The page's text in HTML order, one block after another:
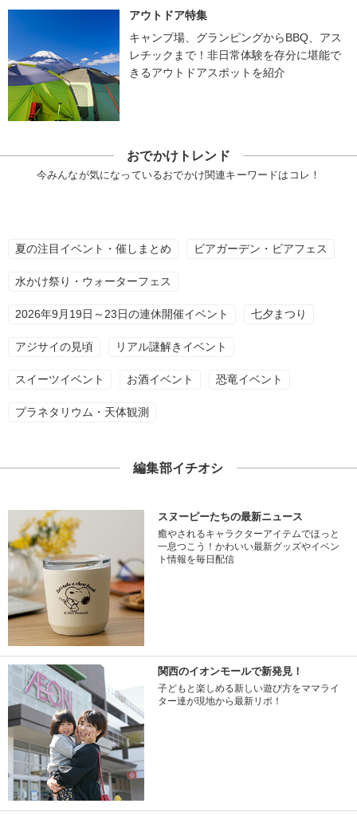
アウトドア特集
キャンプ場、グランピングからBBQ、アス
レチックまで！非日常体験を存分に堪能で
きるアウトドアスポットを紹介
おでかけトレンド
今みんなが気になっているおでかけ関連キーワードはコレ！
夏の注目イベント・催しまとめ ビアガーデン・ビアフェス
水かけ祭り・ウォーターフェス
2026年9月19日～23日の連休開催イベント 七夕まつり
アジサイの見頃 リアル謎解きイベント
スイーツイベント お酒イベント 恐竜イベント
プラネタリウム・天体観測
編集部イチオシ
スヌーピーたちの最新ニュース
癒やされるキャラクターアイテムでほっと
一息つこう！かわいい最新グッズやイベン
ト情報を毎日配信
関西のイオンモールで新発見！
子どもと楽しめる新しい遊び方をママライ
ター達が現地から最新リポ！